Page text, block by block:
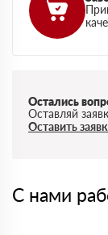
Остались
Оставляй
Оставить
С нами